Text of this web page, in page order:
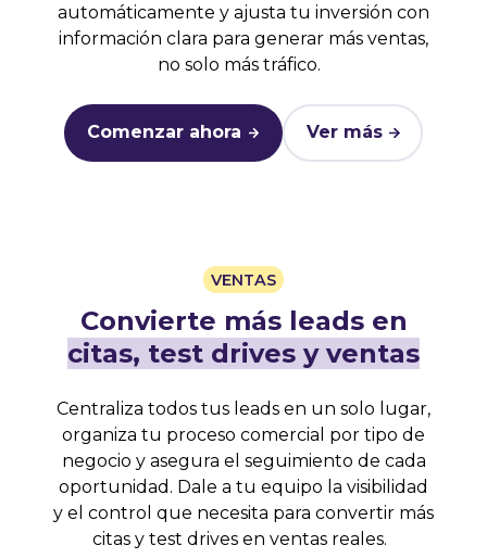
automáticamente y ajusta tu inversión con
información clara para generar más ventas,
no solo más tráfico.
Comenzar ahora Ver más
VENTAS
Convierte más leads en
citas, test drives y ventas
Centraliza todos tus leads en un solo lugar,
organiza tu proceso comercial por tipo de
negocio y asegura el seguimiento de cada
oportunidad. Dale a tu equipo la visibilidad
y el control que necesita para convertir más
citas y test drives en ventas reales.